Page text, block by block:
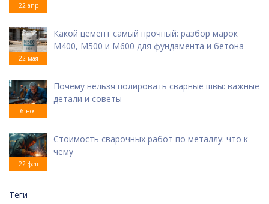
22 апр
22 мая
Какой цемент самый прочный: разбор марок
М400, М500 и М600 для фундамента и бетона
6 ноя
Почему нельзя полировать сварные швы: важные
детали и советы
22 фев
Стоимость сварочных работ по металлу: что к
чему
Теги